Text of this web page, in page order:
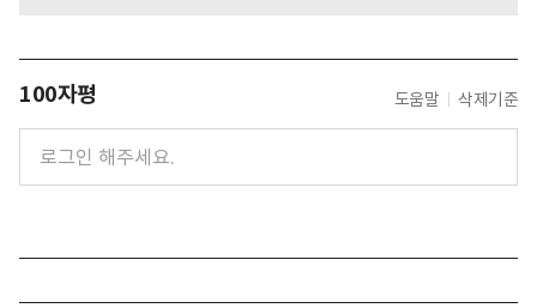
100자평 도움말 삭제기준